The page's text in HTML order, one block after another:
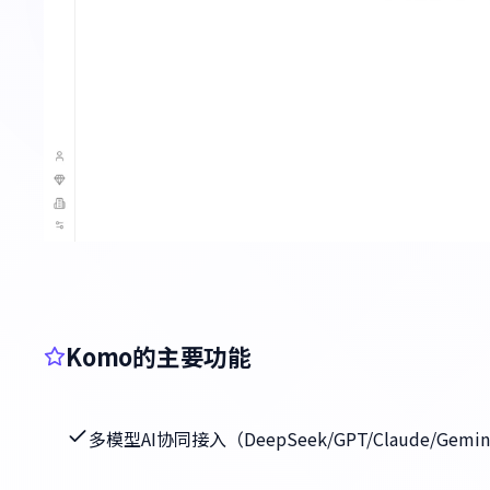
Komo的主要功能
多模型AI协同接入（DeepSeek/GPT/Claude/